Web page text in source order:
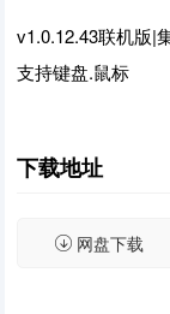
v1.0.12.43联机版|
支持键盘.鼠标
下载地址
网盘下载